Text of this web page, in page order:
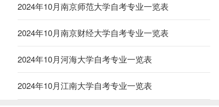
2024年10月南京师范大学自考专业一览表
2024年10月南京财经大学自考专业一览表
2024年10月河海大学自考专业一览表
2024年10月江南大学自考专业一览表